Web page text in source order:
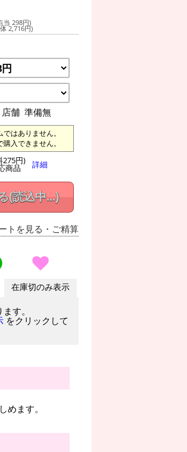
当 298円)
2,716円)
店舗 準備無
はありません。
入できません。
275円)
商品 詳細
(読込中...)
トを見る ・ご精算
在庫切のみ表示
す。
をクリックして
ます。